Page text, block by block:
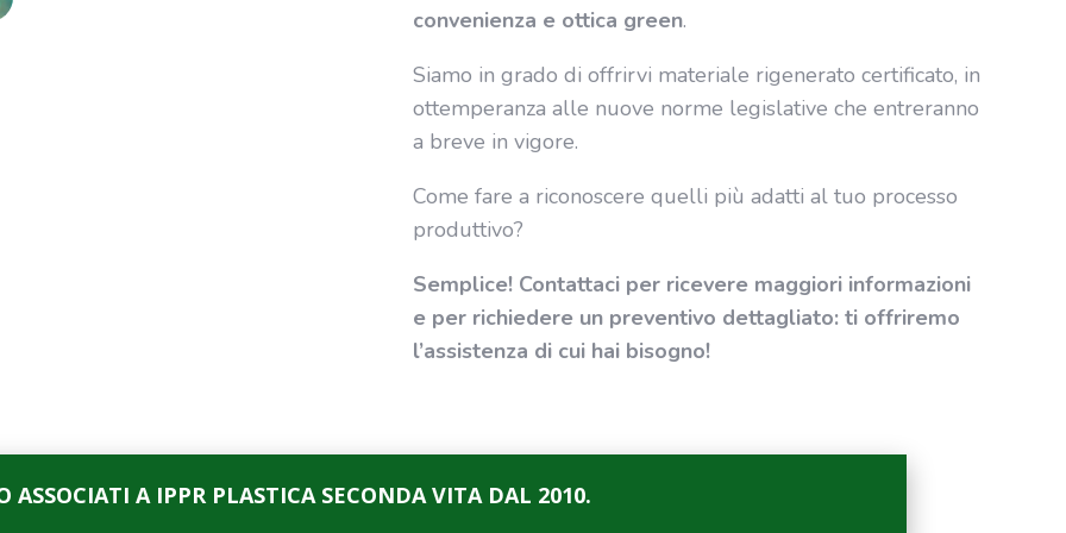
convenienza e ottica green.
Siamo in grado di offrirvi materiale rigenerato certificato, in
ottemperanza alle nuove norme legislative che entreranno
a breve in vigore.
Come fare a riconoscere quelli più adatti al tuo processo
produttivo?
Semplice! Contattaci per ricevere maggiori informazioni
e per richiedere un preventivo dettagliato: ti offriremo
l’assistenza di cui hai bisogno!
ASSOCIATI A IPPR PLASTICA SECONDA VITA DAL 2010.